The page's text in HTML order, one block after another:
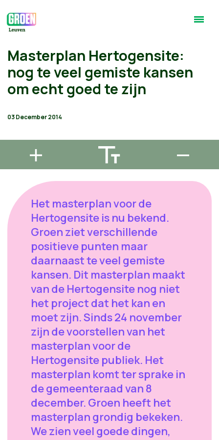
Masterplan Hertogensite:
nog te veel gemiste kansen
om echt goed te zijn
03 December 2014
Het masterplan voor de
Hertogensite is nu bekend.
Groen ziet verschillende
positieve punten maar
daarnaast te veel gemiste
kansen. Dit masterplan maakt
van de Hertogensite nog niet
het project dat het kan en
moet zijn. Sinds 24 november
zijn de voorstellen van het
masterplan voor de
Hertogensite publiek. Het
masterplan komt ter sprake in
de gemeenteraad van 8
december. Groen heeft het
masterplan grondig bekeken.
We zien veel goede dingen,